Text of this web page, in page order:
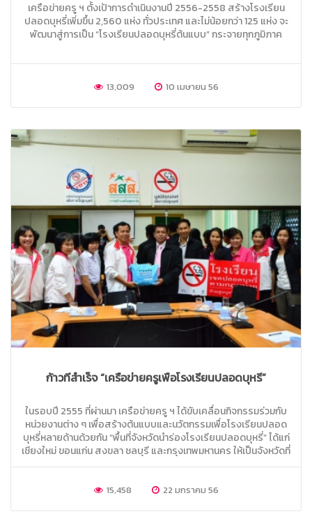
เครือข่ายครู ฯ ตั้งเป้าการดำเนินงานปี 2556-2558 สร้างโรงเรียน
ปลอดบุหรี่เพิ่มขึ้น 2,560 แห่ง ทั่วประเทศ และไม่น้อยกว่า 125 แห่ง จะ
พัฒนาสู่การเป็น “โรงเรียนปลอดบุหรี่ต้นแบบ” กระจายทุกภูมิภาค
13,009 10 เมษายน 56
ก้าวที่สำเร็จ “เครือข่ายครูเพื่อโรงเรียนปลอดบุหรี่”
ในรอบปี 2555 ที่ผ่านมา เครือข่ายครู ฯ ได้ขับเคลื่อนกิจกรรมร่วมกับ
หน่วยงานต่าง ๆ เพื่อสร้างต้นแบบและนวัตกรรมเพื่อโรงเรียนปลอด
บุหรี่หลายด้านด้วยกัน “พื้นที่จังหวัดนำร่องโรงเรียนปลอดบุหรี่” ได้แก่
เชียงใหม่ ขอนแก่น สงขลา ชลบุรี และกรุงเทพมหานคร ให้เป็นจังหวัดที่
มีการดำเนินงานเพื่อโรงเรียนปลอดบุหรี่อย่างเข้มข้น โดยมีคณะทำงาน
สรุปผลและถอดเป็นบทเรียนที่สามารถนำไปขยายผลต่อในพื้นที่
15,458 22 มกราคม 56